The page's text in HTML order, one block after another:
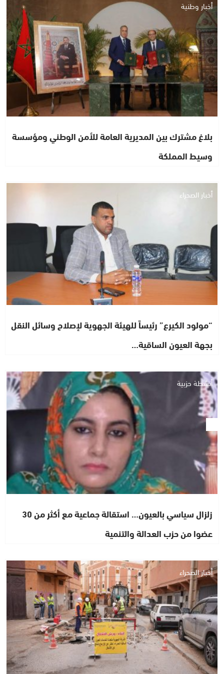
أخبار وطنية
بلاغ مشترك بين المديرية العامة للأمن الوطني ومؤسسة
وسيط المملكة
أخبار الصحراء
“مولود الكيرع” رئيساً للهيئة الجهوية لإصلاح وسائل النقل
بجهة العيون الساقية…
أنشطة حزبية
زلزال سياسي بالعيون… استقالة جماعية مع أكثر من 30
عضوا من حزب العدالة والتنمية
أخبار الصحراء